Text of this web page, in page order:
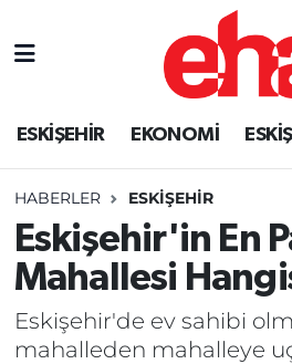
ESKİŞEHİR EKONOMİ
HABERLER ESKİŞEHİR
Eskişehir'in En
Mahallesi
Eskişehir'de ev sahibi
mahalleden mahalleye